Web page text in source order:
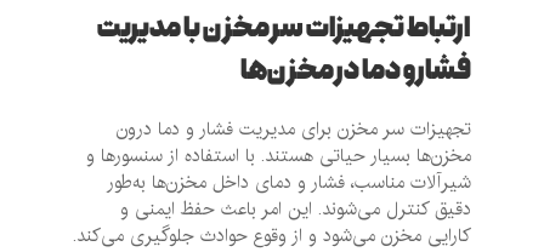
ارتباط تجهیزات سر مخزن با مدیریت
فشار و دما در مخزن‌ها
تجهیزات سر مخزن برای مدیریت فشار و دما درون
مخزن‌ها بسیار حیاتی هستند. با استفاده از سنسورها و
شیرآلات مناسب، فشار و دمای داخل مخزن‌ها به‌طور
دقیق کنترل می‌شوند. این امر باعث حفظ ایمنی و
کارایی مخزن می‌شود و از وقوع حوادث جلوگیری می‌کند.